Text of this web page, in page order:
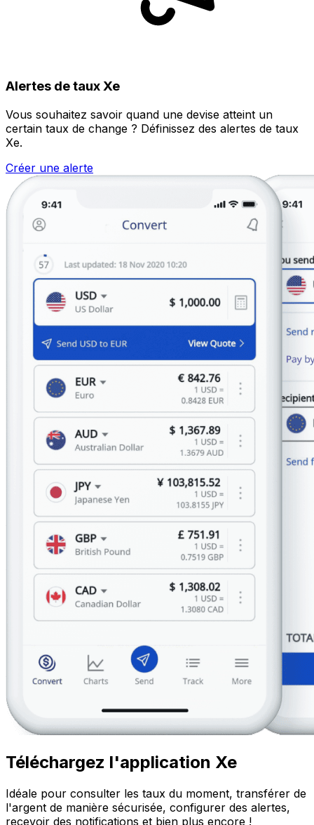
Alertes de taux Xe
Vous souhaitez savoir quand une devise atteint un
certain taux de change ? Définissez des alertes de taux
Xe.
Créer une alerte
Téléchargez l'application Xe
Idéale pour consulter les taux du moment, transférer de
l'argent de manière sécurisée, configurer des alertes,
recevoir des notifications et bien plus encore !